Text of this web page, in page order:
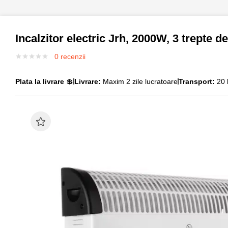
Incalzitor electric Jrh, 2000W, 3 trepte
0 recenzii
Plata la livrare 💲 Livrare: Maxim 2 zile lucratoareTransport: 20